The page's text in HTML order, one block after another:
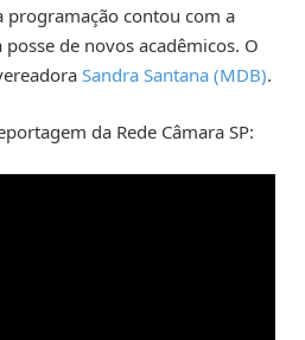
programação contou com a
de novos acadêmicos. O
Sandra Santana (MDB).
da Rede Câmara SP: